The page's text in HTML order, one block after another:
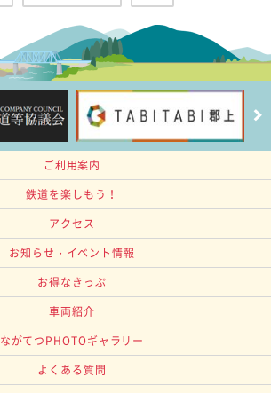
ご利用案内
鉄道を楽しもう！
アクセス
お知らせ・イベント情報
お得なきっぷ
車両紹介
ながてつPHOTOギャラリー
よくある質問